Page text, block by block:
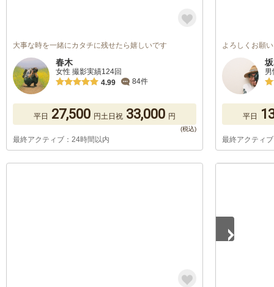
大事な時を一緒にカタチに残せたら嬉しいです
春木
女性 撮影実績124回
4.99
84件
平日 27,500 円土日祝 33,000 円
最終アクティブ：24時間以内
よろしくお願
平日
最終アクティ